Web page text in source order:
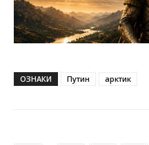
ОЗНАКИ Путин арктик